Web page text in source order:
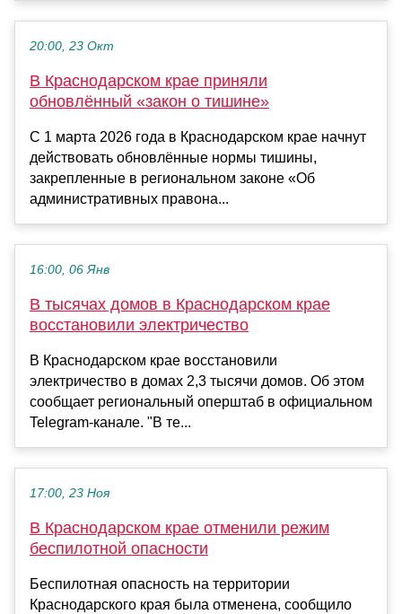
20:00, 23 Окт
В Краснодарском крае приняли
обновлённый «закон о тишине»
С 1 марта 2026 года в Краснодарском крае начнут
действовать обновлённые нормы тишины,
закрепленные в региональном законе «Об
административных правона...
16:00, 06 Янв
В тысячах домов в Краснодарском крае
восстановили электричество
В Краснодарском крае восстановили
электричество в домах 2,3 тысячи домов. Об этом
сообщает региональный оперштаб в официальном
Telegram-канале. "В те...
17:00, 23 Ноя
В Краснодарском крае отменили режим
беспилотной опасности
Беспилотная опасность на территории
Краснодарского края была отменена, сообщило